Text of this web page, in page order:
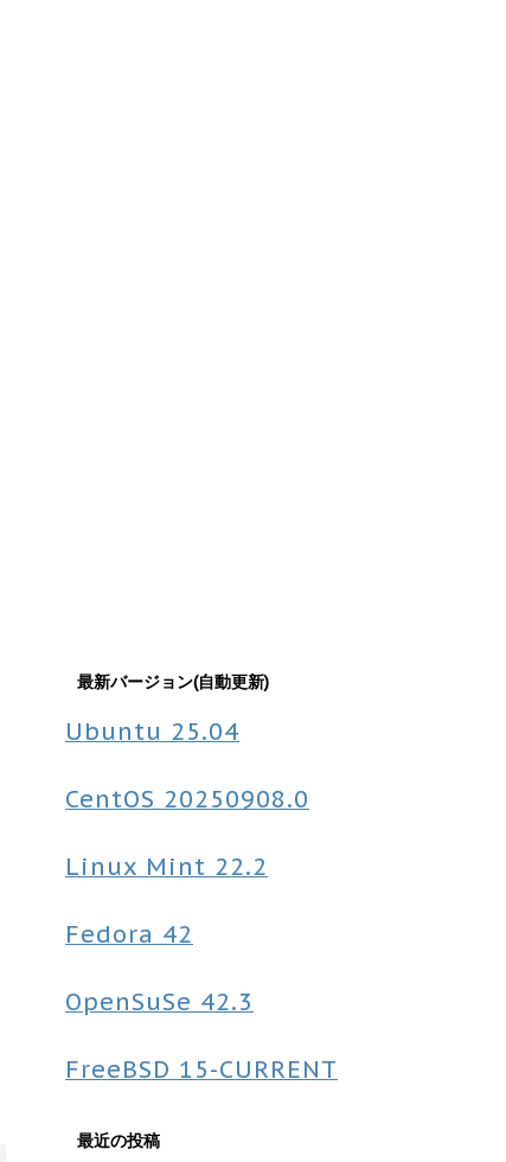
最新バージョン(自動更新)
Ubuntu 25.04
CentOS 20250908.0
Linux Mint 22.2
Fedora 42
OpenSuSe 42.3
FreeBSD 15-CURRENT
最近の投稿